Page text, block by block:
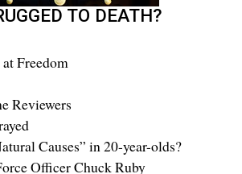
TO DEATH?
Freedom
Reviewers
Causes” in 20-year-olds?
Officer Chuck Ruby